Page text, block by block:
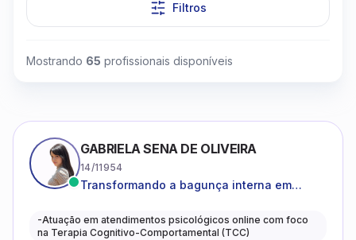
Filtros
Mostrando 65 profissionais disponíveis
GABRIELA SENA DE OLIVEIRA
14/11954
Transformando a bagunça interna em
caminhos mais gentis para se viver.
-Atuação em atendimentos psicológicos online com foco
na Terapia Cognitivo-Comportamental (TCC)